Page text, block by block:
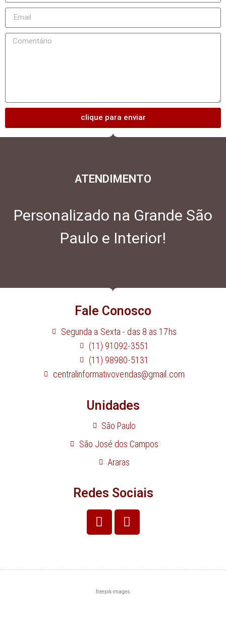
clique para enviar
ATENDIMENTO
Personalizado na Grande São
Paulo e Interior!
Fale Conosco
Segunda a Sexta - das 8 as 17hs
(11) 91092-3551
(11) 98980-5131
centralinformativovendas@gmail.com
Unidades
São Paulo
São José dos Campos
Araras
Redes Sociais
freepik images